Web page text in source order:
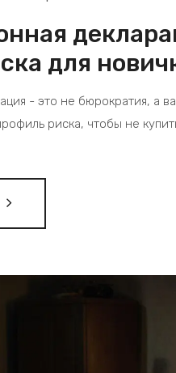
для
- это не бюрократия, а
риска, чтобы не